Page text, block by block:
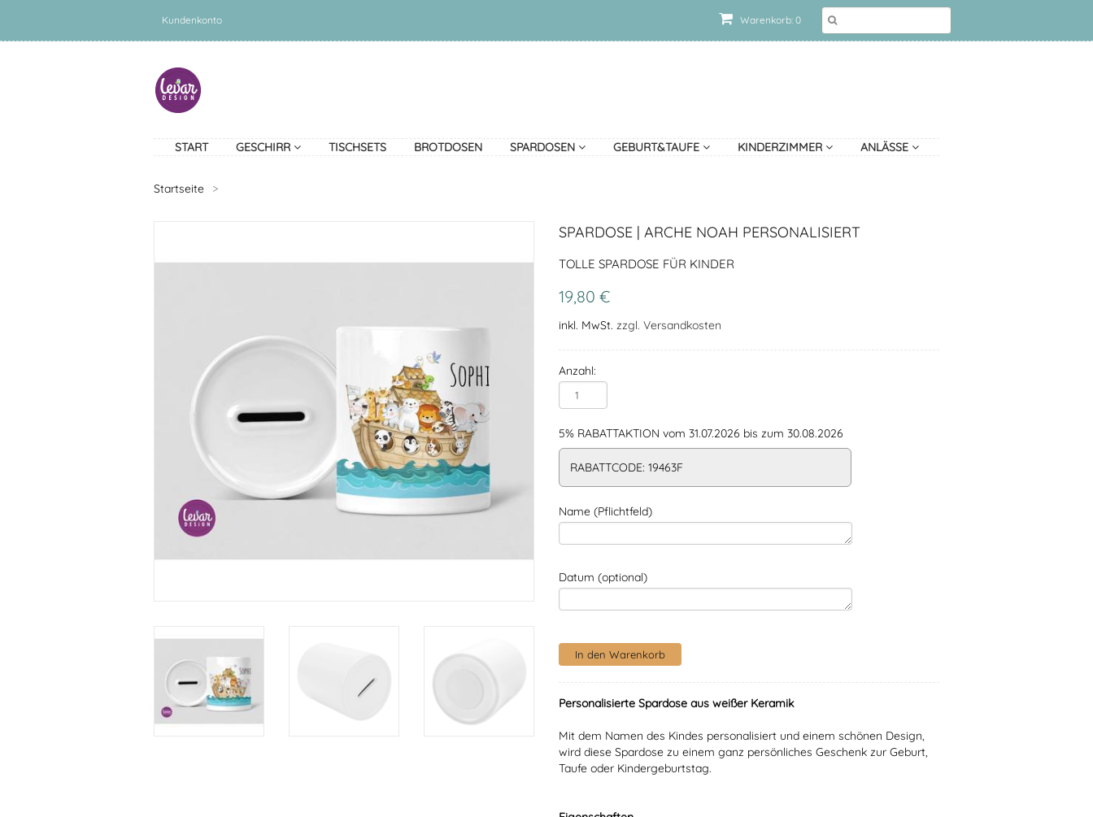
Warenkorb: 0
Kundenkonto
START GESCHIRR TISCHSETS BROTDOSEN SPARDOSEN GEBURT&TAUFE KINDERZIMMER ANLÄSSE
Startseite >
SPARDOSE | ARCHE NOAH PERSONALISIERT
TOLLE SPARDOSE FÜR KINDER
19,80 €
inkl. MwSt. zzgl. Versandkosten
Anzahl:
5% RABATTAKTION vom 31.07.2026 bis zum 30.08.2026
RABATTCODE: 19463F
Name (Pflichtfeld)
Datum (optional)
Personalisierte Spardose aus weißer Keramik
Mit dem Namen des Kindes personalisiert und einem schönen Design,
wird diese Spardose zu einem ganz persönliches Geschenk zur Geburt,
Taufe oder Kindergeburtstag.